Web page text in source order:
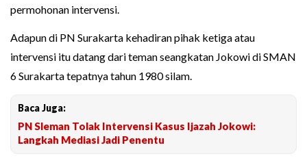
permohonan intervensi.
Adapun di PN Surakarta kehadiran pihak ketiga atau
intervensi itu datang dari teman seangkatan Jokowi di SMAN
6 Surakarta tepatnya tahun 1980 silam.
Baca Juga:
PN Sleman Tolak Intervensi Kasus Ijazah Jokowi:
Langkah Mediasi Jadi Penentu